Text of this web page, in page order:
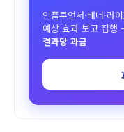
인플루언서·배너·라
예상 효과 보고 집행
결과당 과금